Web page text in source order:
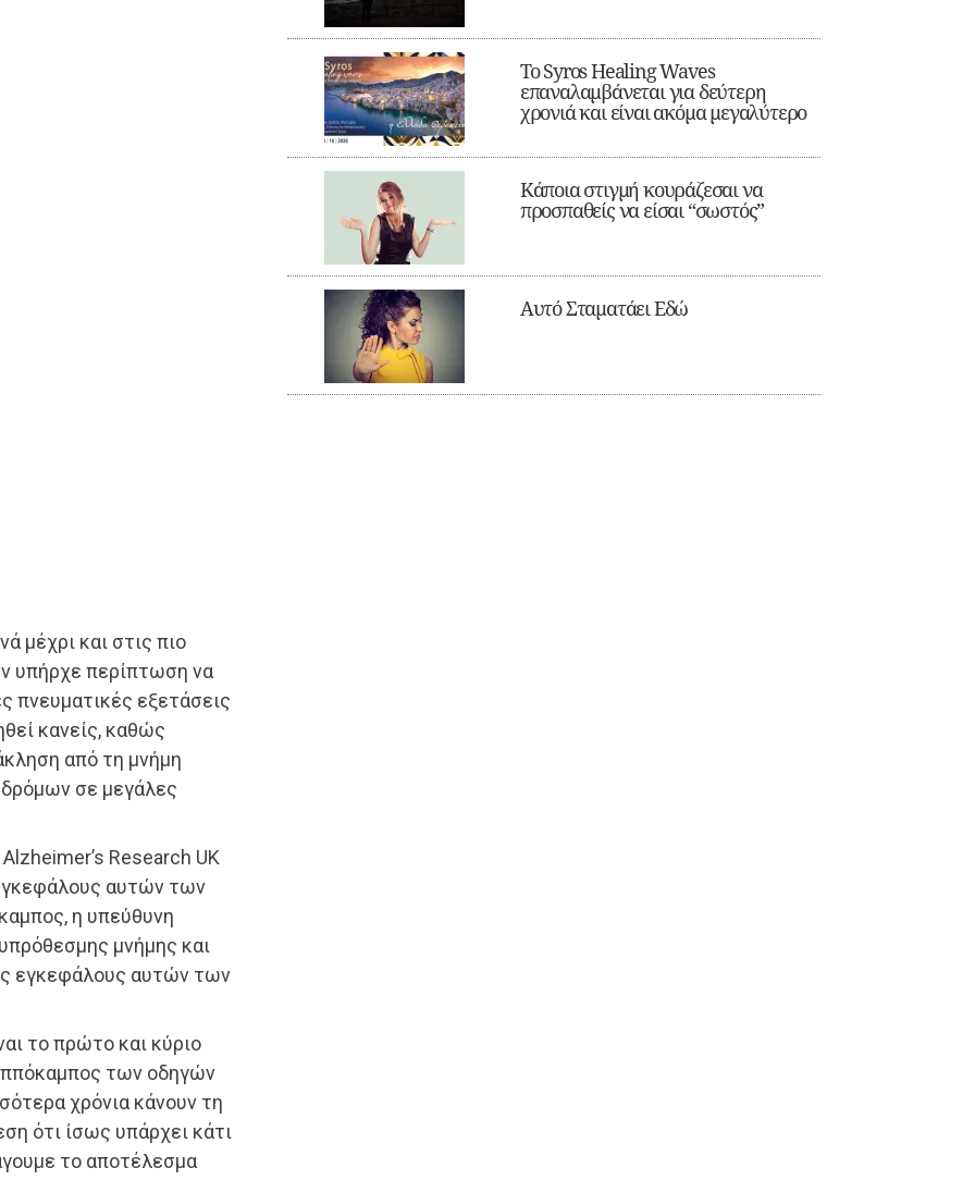
μέχρι και στις πιο
υπήρχε περίπτωση να
πνευματικές εξετάσεις
κανείς, καθώς
από τη μνήμη
σε μεγάλες
Research UK
αυτών των
η υπεύθυνη
μνήμης και
εγκεφάλους αυτών των
το πρώτο και κύριο
των οδηγών
χρόνια κάνουν τη
ότι ίσως υπάρχει κάτι
το αποτέλεσμα
Το Syros Healing Waves
επαναλαμβάνεται για δεύτερη
χρονιά και είναι ακόμα μεγαλύτερο
Κάποια στιγμή κουράζεσαι να
προσπαθείς να είσαι “σωστός”
Αυτό Σταματάει Εδώ